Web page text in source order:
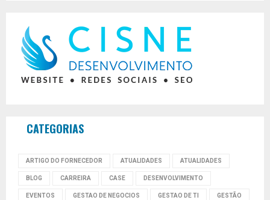
CATEGORIAS
ARTIGO DO FORNECEDOR ATUALIDADES ATUALIDADES
BLOG CARREIRA CASE DESENVOLVIMENTO
EVENTOS GESTAO DE NEGOCIOS GESTAO DE TI GESTÃO